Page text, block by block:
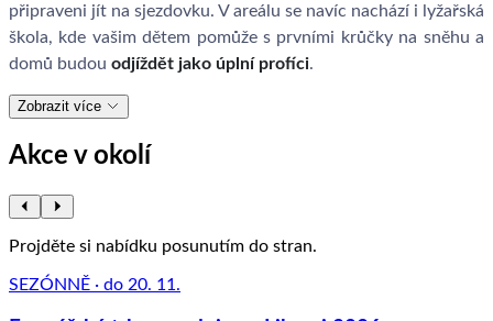
připraveni jít na sjezdovku. V areálu se navíc nachází i lyžařská
škola, kde vašim dětem pomůže s prvními krůčky na sněhu a
domů budou odjíždět jako úplní profíci.
Zobrazit více
Akce v okolí
Projděte si nabídku posunutím do stran.
SEZÓNNĚ · do 20. 11.